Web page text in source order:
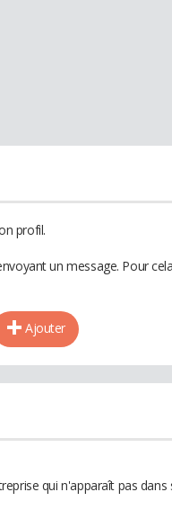
profil.
un message. Pour
Ajouter
qui n'apparaît pas dans